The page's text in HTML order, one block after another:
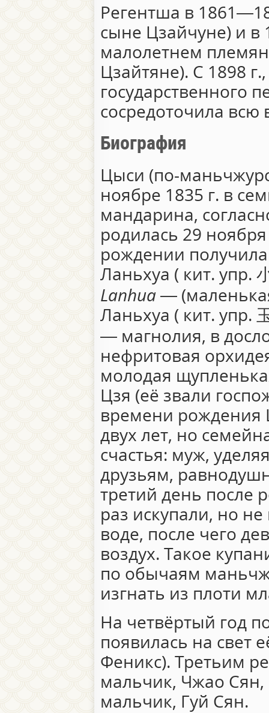
Регентша в
сыне Цзайчуне) и в
малолетнем
Цзайтяне). С 1898
государственного
сосредоточила всю
Биография
Цыси (по-
ноябре 1835 г. в
мандарина,
родилась 29
рождении
Ланьхуа ( кит. упр.
Lanhua—
Ланьхуа ( кит. упр.
— магнолия, в
нефритовая
молодая
Цзя (её звали
времени
двух лет, но
счастья: муж,
друзьям,
третий день после
раз искупали, но
воде, после чего
воздух. Такое
по обычаям
изгнать из плоти
На четвёртый год
появилась на свет
Феникс). Третьим
мальчик, Чжао Сян,
мальчик, Гуй Сян.